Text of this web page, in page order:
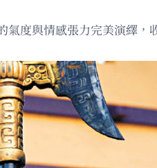
度與情感張力完美演繹，